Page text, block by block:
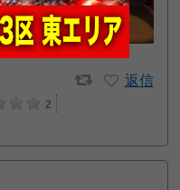
返信
2